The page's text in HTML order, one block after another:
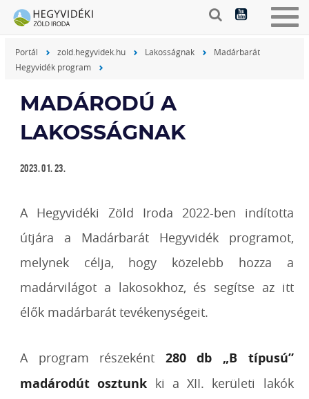
Portál zold.hegyvidek.hu Lakosságnak
Madárbarát
Hegyvidék program
MADÁRODÚ A
LAKOSSÁGNAK
2023. 01. 23.
A Hegyvidéki Zöld Iroda 2022-ben indította
útjára a Madárbarát Hegyvidék programot,
melynek célja, hogy közelebb hozza a
madárvilágot a lakosokhoz, és segítse az itt
élők madárbarát tevékenységeit.
A program részeként 280 db „B típusú”
madárodút osztunk ki a XII. kerületi lakók